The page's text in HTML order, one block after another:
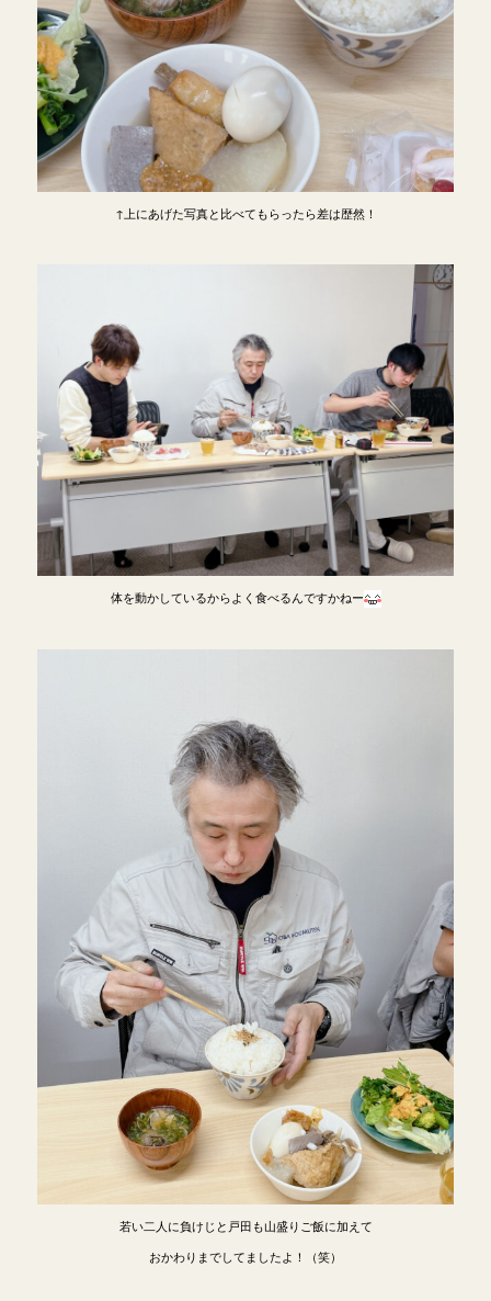
↑上にあげた写真と比べてもらったら差は歴然！
体を動かしているからよく食べるんですかねー
若い二人に負けじと戸田も山盛りご飯に加えて
おかわりまでしてましたよ！（笑）